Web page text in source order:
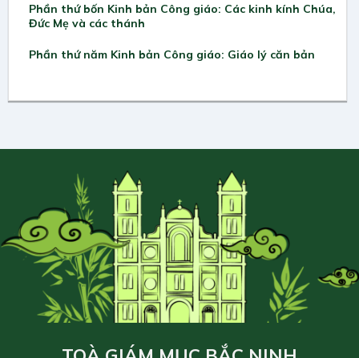
Phần thứ bốn Kinh bản Công giáo: Các kinh kính Chúa,
Đức Mẹ và các thánh
Phần thứ năm Kinh bản Công giáo: Giáo lý căn bản